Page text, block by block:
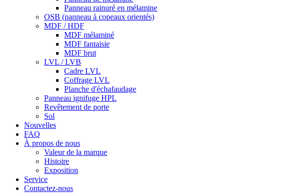
Panneau rainuré en mélamine
OSB (panneau à copeaux orientés)
MDF / HDF
MDF mélaminé
MDF fantaisie
MDF brut
LVL / LVB
Cadre LVL
Coffrage LVL
Planche d'échafaudage
Panneau ignifuge HPL
Revêtement de porte
Sol
Nouvelles
FAQ
À propos de nous
Valeur de la marque
Histoire
Exposition
Service
Contactez-nous